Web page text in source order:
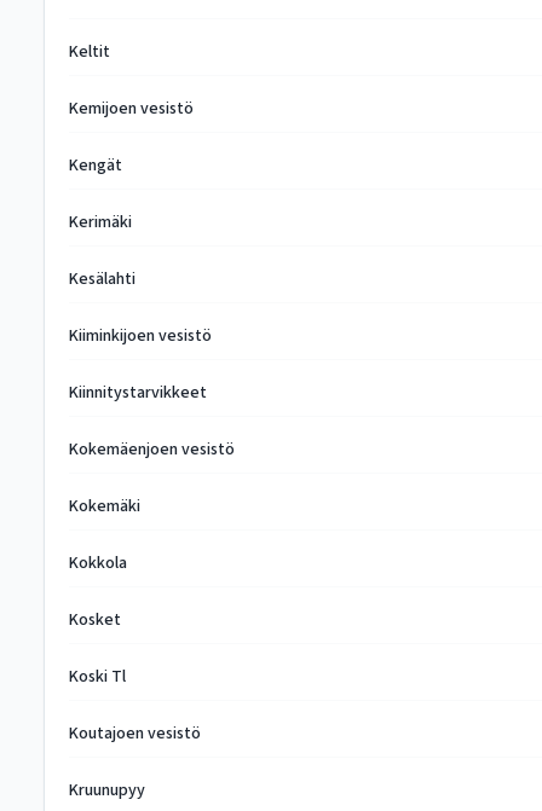
Keltit
Kemijoen vesistö
Kengät
Kerimäki
Kesälahti
Kiiminkijoen vesistö
Kiinnitystarvikkeet
Kokemäenjoen vesistö
Kokemäki
Kokkola
Kosket
Koski Tl
Koutajoen vesistö
Kruunupyy